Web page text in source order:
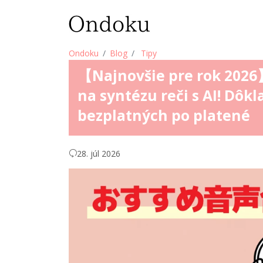
Ondoku Blog Tipy
【Najnovšie pre rok
na syntézu reči s AI!
bezplatných po platené
28. júl 2026